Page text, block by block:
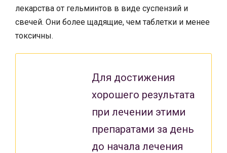
лекарства от гельминтов в виде суспензий и
свечей. Они более щадящие, чем таблетки и менее
токсичны.
Для достижения
хорошего результата
при лечении этими
препаратами за день
до начала лечения